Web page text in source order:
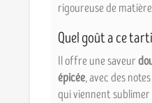
rigoureuse de
Quel goût a ce
Il offre une saveur
épicée, avec des
qui viennent